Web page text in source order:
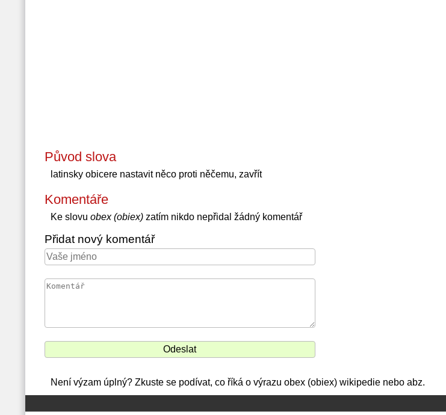
Původ slova
latinsky obicere nastavit něco proti něčemu, zavřít
Komentáře
Ke slovu obex (obiex)zatím nikdo nepřidal žádný komentář
Přidat nový komentář
Není výzam úplný? Zkuste se podívat, co říká o výrazu obex (obiex) wikipedie nebo abz.